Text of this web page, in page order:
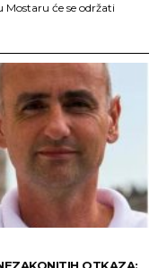
Mostaru će se održati
OTKAZA: